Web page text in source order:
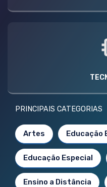
PRINCIPAIS CATEGORIAS
Artes Educação
Educação Especial
Ensino a Distância